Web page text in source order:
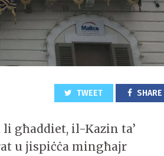
TWEET SHARE
għaddiet, il-Kazin ta’
u jispiċċa mingħajr